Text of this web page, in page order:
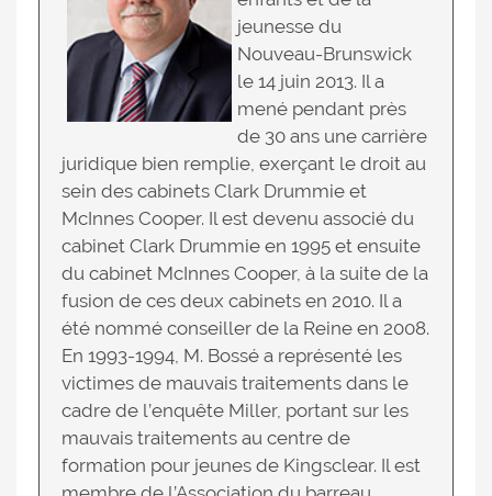
jeunesse du
Nouveau-Brunswick
le 14 juin 2013. Il a
mené pendant près
de 30 ans une carrière
juridique bien remplie, exerçant le droit au
sein des cabinets Clark Drummie et
McInnes Cooper. Il est devenu associé du
cabinet Clark Drummie en 1995 et ensuite
du cabinet McInnes Cooper, à la suite de la
fusion de ces deux cabinets en 2010. Il a
été nommé conseiller de la Reine en 2008.
En 1993-1994, M. Bossé a représenté les
victimes de mauvais traitements dans le
cadre de l’enquête Miller, portant sur les
mauvais traitements au centre de
formation pour jeunes de Kingsclear. Il est